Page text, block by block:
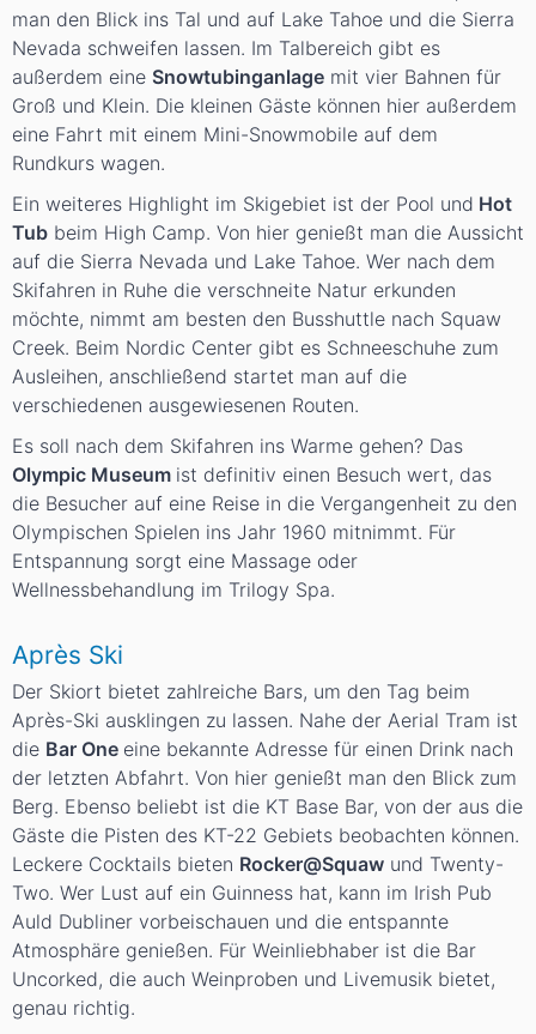
man den Blick ins Tal und auf Lake Tahoe und die Sierra
Nevada schweifen lassen. Im Talbereich gibt es
außerdem eine Snowtubinganlage mit vier Bahnen für
Groß und Klein. Die kleinen Gäste können hier außerdem
eine Fahrt mit einem Mini-Snowmobile auf dem
Rundkurs wagen.
Ein weiteres Highlight im Skigebiet ist der Pool und Hot
Tub beim High Camp. Von hier genießt man die Aussicht
auf die Sierra Nevada und Lake Tahoe. Wer nach dem
Skifahren in Ruhe die verschneite Natur erkunden
möchte, nimmt am besten den Busshuttle nach Squaw
Creek. Beim Nordic Center gibt es Schneeschuhe zum
Ausleihen, anschließend startet man auf die
verschiedenen ausgewiesenen Routen.
Es soll nach dem Skifahren ins Warme gehen? Das
Olympic Museum ist definitiv einen Besuch wert, das
die Besucher auf eine Reise in die Vergangenheit zu den
Olympischen Spielen ins Jahr 1960 mitnimmt. Für
Entspannung sorgt eine Massage oder
Wellnessbehandlung im Trilogy Spa.
Après Ski
Der Skiort bietet zahlreiche Bars, um den Tag beim
Après-Ski ausklingen zu lassen. Nahe der Aerial Tram ist
die Bar One eine bekannte Adresse für einen Drink nach
der letzten Abfahrt. Von hier genießt man den Blick zum
Berg. Ebenso beliebt ist die KT Base Bar, von der aus die
Gäste die Pisten des KT-22 Gebiets beobachten können.
Leckere Cocktails bieten Rocker@Squaw und Twenty-
Two. Wer Lust auf ein Guinness hat, kann im Irish Pub
Auld Dubliner vorbeischauen und die entspannte
Atmosphäre genießen. Für Weinliebhaber ist die Bar
Uncorked, die auch Weinproben und Livemusik bietet,
genau richtig.